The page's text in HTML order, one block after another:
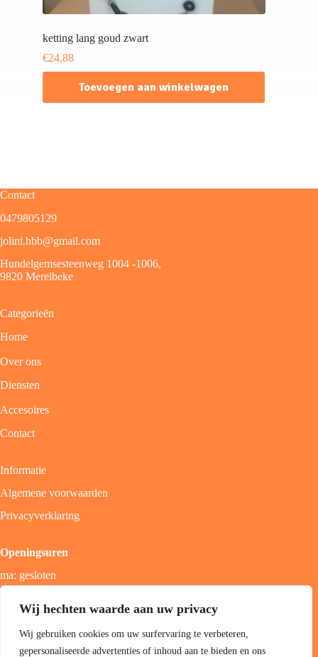
Wij hechten waarde aan uw privacy
Wij gebruiken cookies om uw surfervaring te verbeteren,
gepersonaliseerde advertenties of inhoud aan te bieden en ons
ketting lang goud zwart
€24,88
Toevoegen aan winkelwagen
Contact
0479805129
jolini.hbb@gmail.com
Hundelgemsesteenweg 1004 -1006,
9820 Merelbeke
Categorieën
Home
Over ons
Diensten
Accesoires
Contact
Informatie
Algemene voorwaarden
Privacyverklaring
Openingsuren
ma: gesloten
zon; gesloten